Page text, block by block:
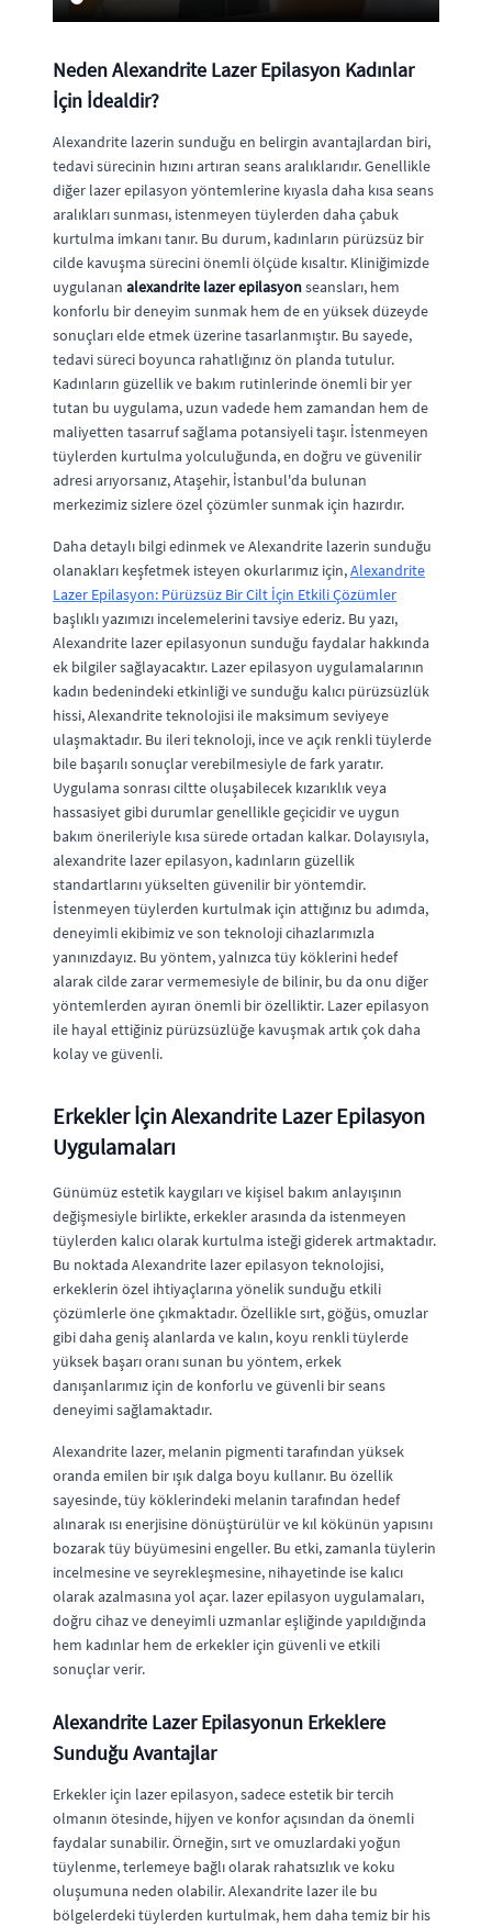
Neden Alexandrite Lazer Epilasyon Kadınlar
İçin İdealdir?
Alexandrite lazerin sunduğu en belirgin avantajlardan biri,
tedavi sürecinin hızını artıran seans aralıklarıdır. Genellikle
diğer lazer epilasyon yöntemlerine kıyasla daha kısa seans
aralıkları sunması, istenmeyen tüylerden daha çabuk
kurtulma imkanı tanır. Bu durum, kadınların pürüzsüz bir
cilde kavuşma sürecini önemli ölçüde kısaltır. Kliniğimizde
uygulanan alexandrite lazer epilasyonseansları, hem
konforlu bir deneyim sunmak hem de en yüksek düzeyde
sonuçları elde etmek üzerine tasarlanmıştır. Bu sayede,
tedavi süreci boyunca rahatlığınız ön planda tutulur.
Kadınların güzellik ve bakım rutinlerinde önemli bir yer
tutan bu uygulama, uzun vadede hem zamandan hem de
maliyetten tasarruf sağlama potansiyeli taşır. İstenmeyen
tüylerden kurtulma yolculuğunda, en doğru ve güvenilir
adresi arıyorsanız, Ataşehir, İstanbul'da bulunan
merkezimiz sizlere özel çözümler sunmak için hazırdır.
Daha detaylı bilgi edinmek ve Alexandrite lazerin sunduğu
olanakları keşfetmek isteyen okurlarımız için,Alexandrite
Lazer Epilasyon: Pürüzsüz Bir Cilt İçin Etkili Çözümler
başlıklı yazımızı incelemelerini tavsiye ederiz. Bu yazı,
Alexandrite lazer epilasyonun sunduğu faydalar hakkında
ek bilgiler sağlayacaktır. Lazer epilasyon uygulamalarının
kadın bedenindeki etkinliği ve sunduğu kalıcı pürüzsüzlük
hissi, Alexandrite teknolojisi ile maksimum seviyeye
ulaşmaktadır. Bu ileri teknoloji, ince ve açık renkli tüylerde
bile başarılı sonuçlar verebilmesiyle de fark yaratır.
Uygulama sonrası ciltte oluşabilecek kızarıklık veya
hassasiyet gibi durumlar genellikle geçicidir ve uygun
bakım önerileriyle kısa sürede ortadan kalkar. Dolayısıyla,
alexandrite lazer epilasyon, kadınların güzellik
standartlarını yükselten güvenilir bir yöntemdir.
İstenmeyen tüylerden kurtulmak için attığınız bu adımda,
deneyimli ekibimiz ve son teknoloji cihazlarımızla
yanınızdayız. Bu yöntem, yalnızca tüy köklerini hedef
alarak cilde zarar vermemesiyle de bilinir, bu da onu diğer
yöntemlerden ayıran önemli bir özelliktir. Lazer epilasyon
ile hayal ettiğiniz pürüzsüzlüğe kavuşmak artık çok daha
kolay ve güvenli.
Erkekler İçin Alexandrite Lazer Epilasyon
Uygulamaları
Günümüz estetik kaygıları ve kişisel bakım anlayışının
değişmesiyle birlikte, erkekler arasında da istenmeyen
tüylerden kalıcı olarak kurtulma isteği giderek artmaktadır.
Bu noktada Alexandrite lazer epilasyon teknolojisi,
erkeklerin özel ihtiyaçlarına yönelik sunduğu etkili
çözümlerle öne çıkmaktadır. Özellikle sırt, göğüs, omuzlar
gibi daha geniş alanlarda ve kalın, koyu renkli tüylerde
yüksek başarı oranı sunan bu yöntem, erkek
danışanlarımız için de konforlu ve güvenli bir seans
deneyimi sağlamaktadır.
Alexandrite lazer, melanin pigmenti tarafından yüksek
oranda emilen bir ışık dalga boyu kullanır. Bu özellik
sayesinde, tüy köklerindeki melanin tarafından hedef
alınarak ısı enerjisine dönüştürülür ve kıl kökünün yapısını
bozarak tüy büyümesini engeller. Bu etki, zamanla tüylerin
incelmesine ve seyrekleşmesine, nihayetinde ise kalıcı
olarak azalmasına yol açar. lazer epilasyon uygulamaları,
doğru cihaz ve deneyimli uzmanlar eşliğinde yapıldığında
hem kadınlar hem de erkekler için güvenli ve etkili
sonuçlar verir.
Alexandrite Lazer Epilasyonun Erkeklere
Sunduğu Avantajlar
Erkekler için lazer epilasyon, sadece estetik bir tercih
olmanın ötesinde, hijyen ve konfor açısından da önemli
faydalar sunabilir. Örneğin, sırt ve omuzlardaki yoğun
tüylenme, terlemeye bağlı olarak rahatsızlık ve koku
oluşumuna neden olabilir. Alexandrite lazer ile bu
bölgelerdeki tüylerden kurtulmak, hem daha temiz bir his